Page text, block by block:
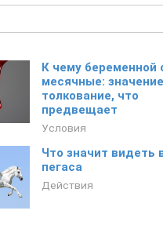
К чему беременной
месячные:
толкование, что
предвещает
Условия
Что значит видеть
пегаса
Действия